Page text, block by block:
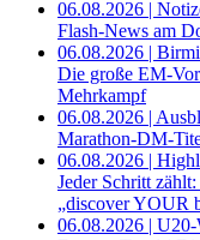
06.08.2026 |
Flash-News am
06.08.2026 |
Die große EM-
Mehrkampf
06.08.2026 |
Marathon-DM-
06.08.2026 |
Jeder Schritt
„discover YOUR
06.08.2026 |